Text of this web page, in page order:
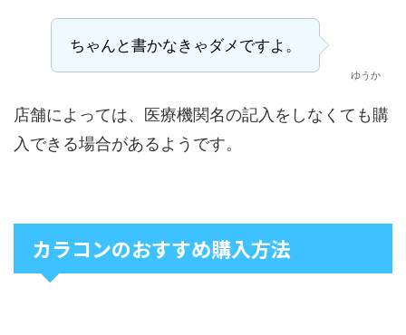
ちゃんと書かなきゃダメですよ。
ゆうか
店舗によっては、医療機関名の記入をしなくても購
入できる場合があるようです。
カラコンのおすすめ購入方法